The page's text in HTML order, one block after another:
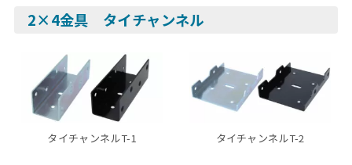
2×4金具 タイチャンネル
タイチャンネルT-1 タイチャンネルT-2